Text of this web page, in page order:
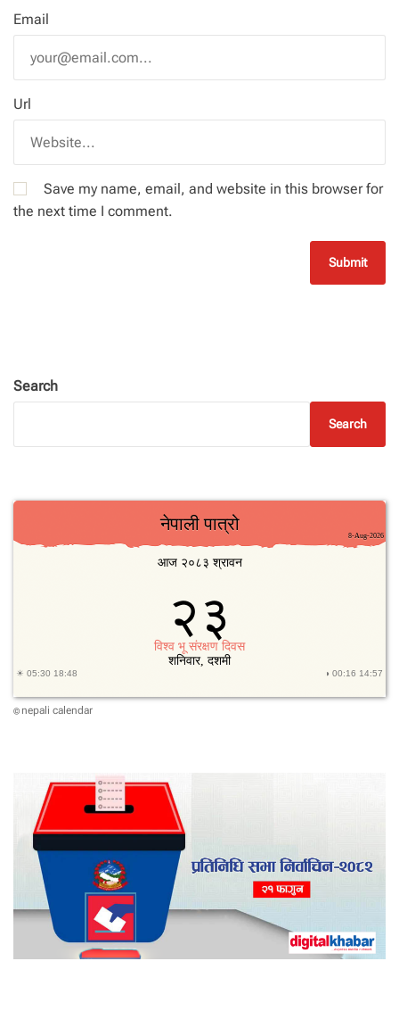
Email
Url
Save my name, email, and website in this browser for
the next time I comment.
Search
Search
© nepali calendar